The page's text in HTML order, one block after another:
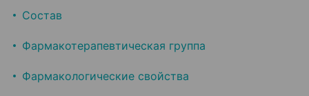
Состав
Фармакотерапевтическая группа
Фармакологические свойства